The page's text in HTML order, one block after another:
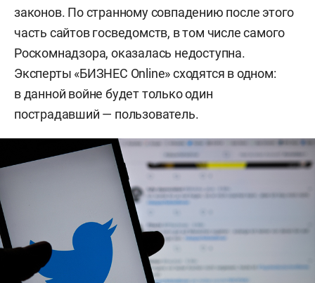
законов. По странному совпадению после этого
часть сайтов госведомств, в том числе самого
Роскомнадзора, оказалась недоступна.
Эксперты «БИЗНЕС Online» сходятся в одном:
в данной войне будет только один
пострадавший — пользователь.